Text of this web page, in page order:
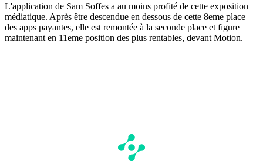
L'application de Sam Soffes a au moins profité de cette exposition
médiatique. Après être descendue en dessous de cette 8eme place
des apps payantes, elle est remontée à la seconde place et figure
maintenant en 11eme position des plus rentables, devant Motion.